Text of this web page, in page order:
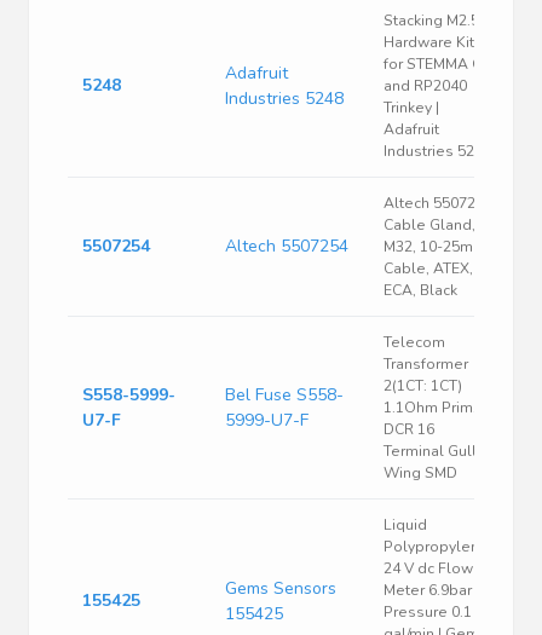
5248
Adafruit
Industries 5248
Stacking M2.5
Hardware Kit
for STEMMA QT
and RP2040
Trinkey |
Adafruit
Industries 5248
5507254 Altech 5507254
Altech 5507254
Cable Gland,
M32, 10-25mm
Cable, ATEX,
ECA, Black
S558-5999-
U7-F
Bel Fuse S558-
5999-U7-F
Telecom
Transformer
2(1CT: 1CT)
1.1Ohm Prim.
DCR 16
Terminal Gull
Wing SMD
155425
Gems Sensors
155425
Liquid
Polypropylene
24 V dc Flow
Meter 6.9bar
Pressure 0.1 - 5